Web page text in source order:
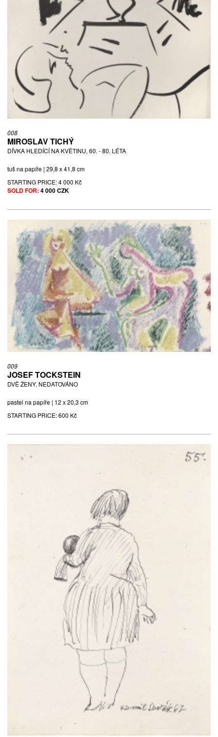
008
MIROSLAV TICHÝ
DÍVKA HLEDÍCÍ NA KVĚTINU, 60. - 80. LÉTA
tuš na papíře | 29,8 x 41,8 cm
STARTING PRICE:4 000 Kč
SOLD FOR: 4 000 CZK
009
JOSEF TOCKSTEIN
DVĚ ŽENY, NEDATOVÁNO
pastel na papíře | 12 x 20,3 cm
STARTING PRICE:600 Kč